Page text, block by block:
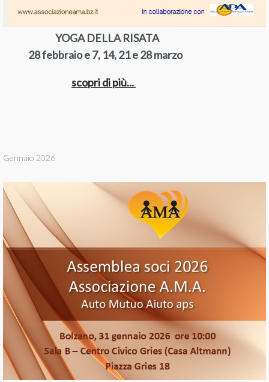
YOGA DELLA RISATA
28 febbraio e 7, 14, 21 e 28 marzo
scopri di più...
Gennaio 2026